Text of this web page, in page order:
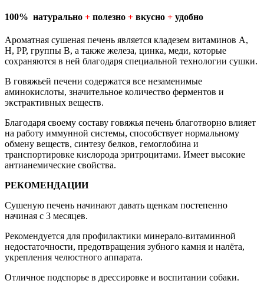
100% натурально + полезно + вкусно + удобно
Ароматная сушеная печень является кладезем витаминов А,
Н, РР, группы B, а также железа, цинка, меди, которые
сохраняются в ней благодаря специальной технологии сушки.
В говяжьей печени содержатся все незаменимые
аминокислоты, значительное количество ферментов и
экстрактивных веществ.
Благодаря своему составу говяжья печень благотворно влияет
на работу иммунной системы, способствует нормальному
обмену веществ, синтезу белков, гемоглобина и
транспортировке кислорода эритроцитами. Имеет высокие
антианемические свойства.
РЕКОМЕНДАЦИИ
Сушеную печень начинают давать щенкам постепенно
начиная с 3 месяцев.
Рекомендуется для профилактики минерало-витаминной
недостаточности, предотвращения зубного камня и налёта,
укрепления челюстного аппарата.
Отличное подспорье в дрессировке и воспитании собаки.